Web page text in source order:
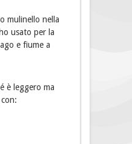
mulinello nella
usato per la
e fiume a
è leggero ma